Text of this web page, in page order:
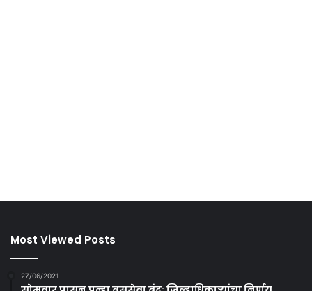
Most Viewed Posts
27/06/2021